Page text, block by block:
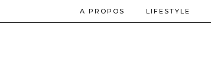
A PROPOS LIFESTYLE